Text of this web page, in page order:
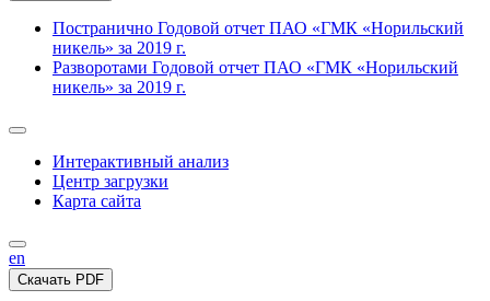
Постранично Годовой отчет ПАО «ГМК «Норильский
никель» за 2019 г.
Разворотами Годовой отчет ПАО «ГМК «Норильский
никель» за 2019 г.
Интерактивный анализ
Центр загрузки
Карта сайта
en
Скачать PDF